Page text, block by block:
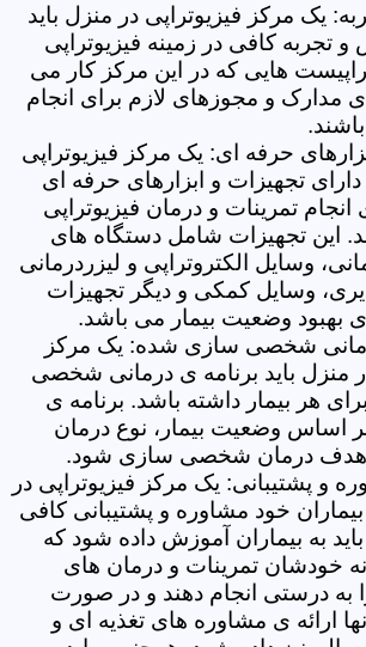
یک مرکز فیزیوتراپی در منزل باید
تجربه کافی در زمینه فیزیوتراپی
هایی که در این مرکز کار می
مدارک و مجوزهای لازم برای انجام
حرفه ای: یک مرکز فیزیوتراپی
دارای تجهیزات و ابزارهای حرفه ای
انجام تمرینات و درمان فیزیوتراپی
این تجهیزات شامل دستگاه های
وسایل الکتروتراپی و لیزردرمانی
وسایل کمکی و دیگر تجهیزات
بهبود وضعیت بیمار می باشد.
شخصی سازی شده: یک مرکز
منزل باید برنامه ی درمانی شخصی
هر بیمار داشته باشد. برنامه ی
بر اساس وضعیت بیمار، نوع درمان
و هدف درمان شخصی سازی شود.
و پشتیبانی: یک مرکز فیزیوتراپی در
بیماران خود مشاوره و پشتیبانی کافی
باید به بیماران آموزش داده شود که
خودشان تمرینات و درمان های
به درستی انجام دهند و در صورت
آنها ارائه ی مشاوره های تغذیه ای و